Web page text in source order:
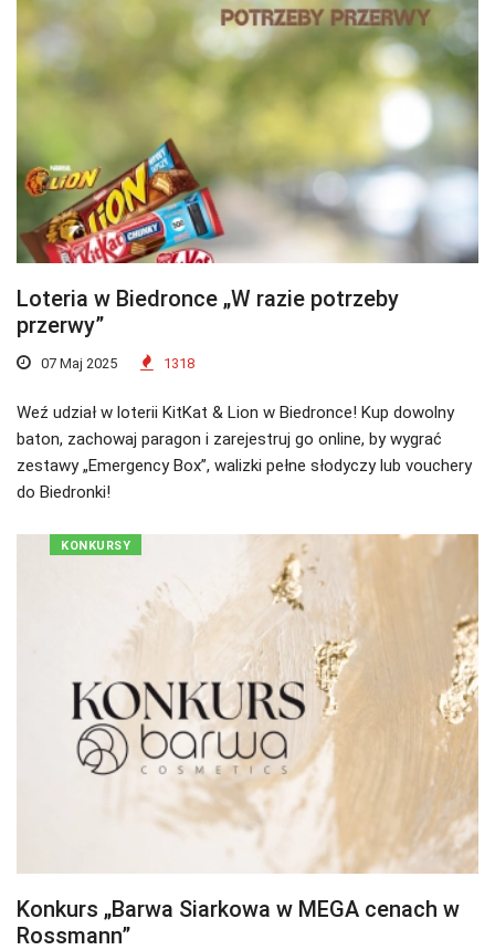
Loteria w Biedronce „W razie potrzeby
przerwy”
07 Maj 2025 1318
Weź udział w loterii KitKat & Lion w Biedronce! Kup dowolny
baton, zachowaj paragon i zarejestruj go online, by wygrać
zestawy „Emergency Box”, walizki pełne słodyczy lub vouchery
do Biedronki!
KONKURSY
Konkurs „Barwa Siarkowa w MEGA cenach w
Rossmann”